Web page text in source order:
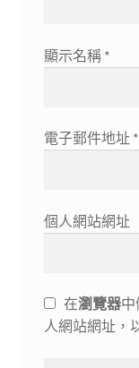
顯示名稱 *
電子郵件地址 *
個人網站網址
在瀏覽器中
人網站網址，